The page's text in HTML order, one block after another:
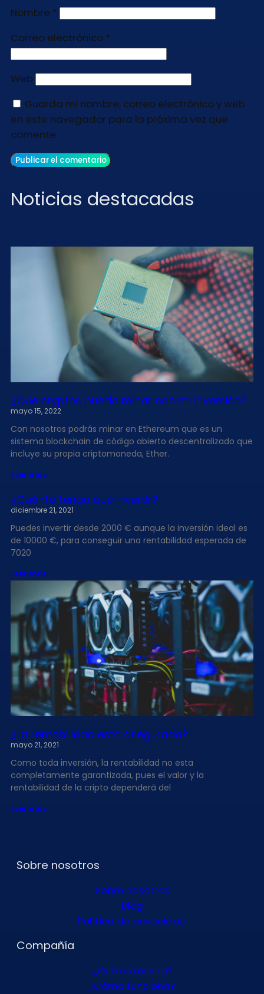
Nombre *
Correo electrónico *
Web
Guarda mi nombre, correo electrónico y web
en este navegador para la próxima vez que
comente.
Noticias destacadas
¿Que cryptos puedo minar con mi inversión?
mayo 15, 2022
Con nosotros podrás minar en Ethereum que es un
sistema blockchain de código abierto descentralizado que
incluye su propia criptomoneda, Ether.
Leer más
¿Cuánto tengo que invertir?
diciembre 21, 2021
Puedes invertir desde 2000 € aunque la inversión ideal es
de 10000 €, para conseguir una rentabilidad esperada de
7020
Leer más
¿La rentabilidad está asegurada?
mayo 21, 2021
Como toda inversión, la rentabilidad no esta
completamente garantizada, pues el valor y la
rentabilidad de la cripto dependerá del
Leer más
Sobre nosotros
Sobre nosotros
Blog
Política de privacidad
Compañía
¿Qué es mining?
¿Cómo funciona?